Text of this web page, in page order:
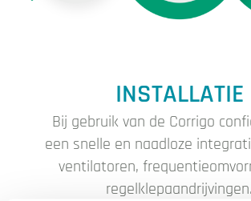
INSTALLATIE
Bij gebruik van de Corrigo
een snelle en naadloze
ventilatoren,
regelklepaandrijvingen.